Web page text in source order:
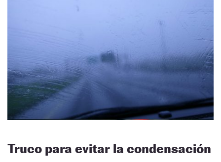
Truco para evitar la condensación